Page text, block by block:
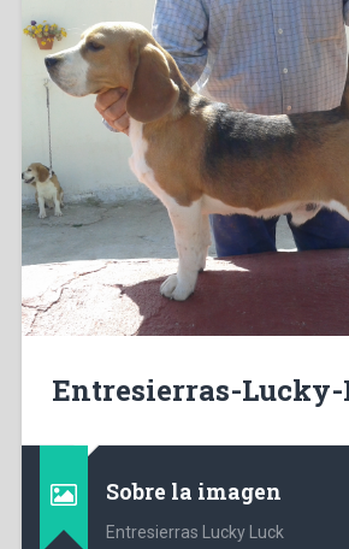
Entresierras-
Sobre la imagen
Entresierras Lucky Luck